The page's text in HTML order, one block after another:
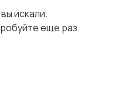
искали.
еще раз.